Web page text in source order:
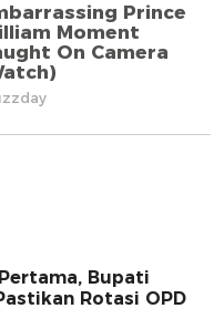
Bupati
Rotasi OPD